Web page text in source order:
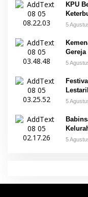
KPU
5
5
5
5